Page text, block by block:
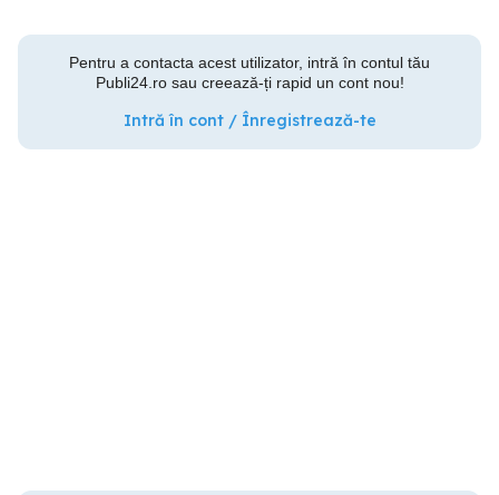
Pentru a contacta acest utilizator, intră în contul tău
Publi24.ro sau creează-ți rapid un cont nou!
Intră în cont / Înregistrează-te